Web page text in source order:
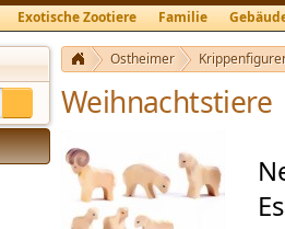
Exotische Zootiere Familie
Ostheimer
Weihnachtstiere